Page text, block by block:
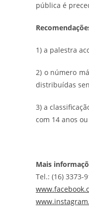
pública é
1) a palestra
2) o número
distribuídas
3) a
com 14 anos
Mais
Tel.: (16) 3373-